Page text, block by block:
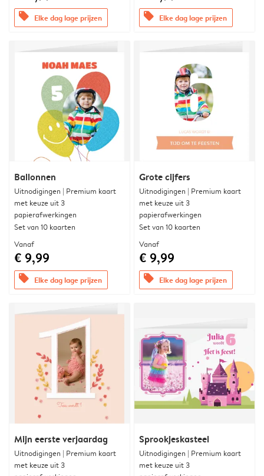
offers Elke dag lage prijzen offers Elke dag lage prijzen
Ballonnen
Uitnodigingen | Premium kaart
met keuze uit 3
papierafwerkingen
Set van 10 kaarten
Vanaf
€ 9,99
offers Elke dag lage prijzen
Grote cijfers
Uitnodigingen | Premium kaart
met keuze uit 3
papierafwerkingen
Set van 10 kaarten
Vanaf
€ 9,99
offers Elke dag lage prijzen
Mijn eerste verjaardag
Uitnodigingen | Premium kaart
met keuze uit 3
Sprookjeskasteel
Uitnodigingen | Premium kaart
met keuze uit 3